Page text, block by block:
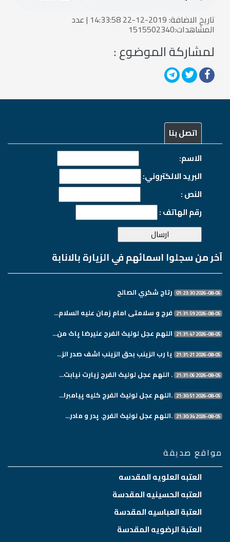
تاريخ الاضافة: 2019-12-22 14:33:58 | عدد
المشاهدات:1515502340
لمشاركة الموضوع :
اتصل بنا
الاسم:
البريد الالكتروني:
النص :
رقم الهاتف :
آخر من سجلوا اسمائهم في الزيارة بالانابة
2026-08-06 01:23:30 رتاج شكري الصالح
2026-08-05 21:31:59 فرج و سلامتی امام زمان علیه السلام...
2026-08-05 21:31:47 اللهم عجل لولیک الفرج علیرضا پاک من...
2026-08-05 21:31:21 یا رب الزینب بحق الزینب اشف صدر الز...
2026-08-05 21:31:06 . اللهم عجل لولیک الفرج زیارت نیابت...
2026-08-05 21:30:51 .اللهم عجل لولیک الفرج کلیه پیامبرا...
2026-08-05 21:30:34 .اللهم عجل لولیک الفرج. پدر و مادر...
مواقع صديقة
العتبه العلويه المقدسه
العتبه الحسينيه المقدسة
العتبة العباسيه المقدسة
العتبة الرضويه المقدسة